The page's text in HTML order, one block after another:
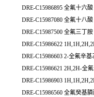
DRE-C15986895 全氟十六酸
DRE-C15987080 全氟十八酸
DRE-C15987500 全氟三丁胺
DRE-C15986622
DRE-C15986603 2-全氟辛
DRE-C15986621 2H,2H-全
DRE-C15986903
DRE-C15986560 全氟癸基